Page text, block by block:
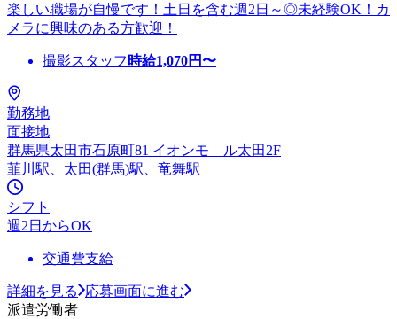
楽しい職場が自慢です！土日を含む週2日～◎未経験OK！カ
メラに興味のある方歓迎！
撮影スタッフ 時給1,070円〜
勤務地
面接地
群馬県太田市石原町81 イオンモ—ル太田2F
韮川駅、太田(群馬)駅、竜舞駅
シフト
週2日からOK
交通費支給
詳細を見る
応募画面に進む
派遣労働者